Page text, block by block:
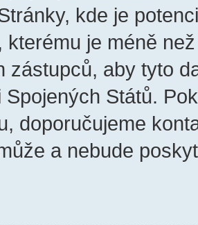
kde je
kterému je méně
zástupců, aby tyto
Států.
doporučujeme
a nebude